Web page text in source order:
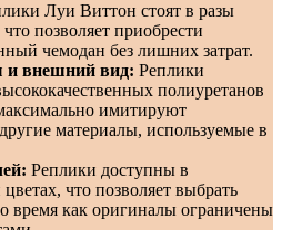
Луи Виттон стоят в разы
позволяет приобрести
чемодан без лишних затрат.
и внешний вид: Реплики
полиуретанов
имитируют
материалы, используемые в
Реплики доступны в
что позволяет выбрать
время как оригиналы ограничены